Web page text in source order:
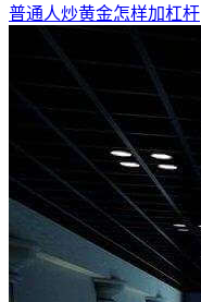
普通人炒黄金怎样加杠杆